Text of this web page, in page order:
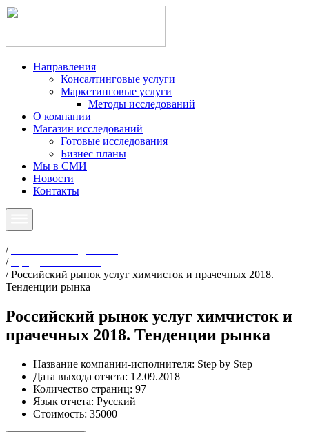
Направления
Консалтинговые услуги
Маркетинговые услуги
Методы исследований
О компании
Магазин исследований
Готовые исследования
Бизнес планы
Мы в СМИ
Новости
Контакты
/
/
/Российский рынок услуг химчисток и прачечных 2018.
Тенденции рынка
Российский рынок услуг химчисток и
прачечных 2018. Тенденции рынка
Название компании-исполнителя: Step by Step
Дата выхода отчета: 12.09.2018
Количество страниц: 97
Язык отчета: Русский
Стоимость: 35000